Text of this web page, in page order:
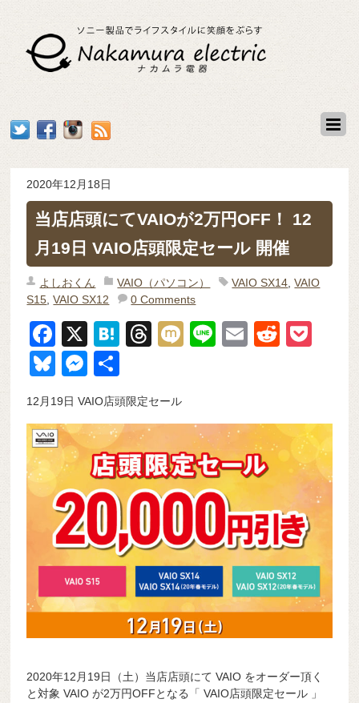
2020年12月18日
当店店頭にてVAIOが2万円OFF！ 12
月19日 VAIO店頭限定セール 開催
よしおくん VAIO（パソコン） VAIO SX14 ,VAIO
S15 ,VAIO SX12 0 Comments
F
a
c
e
b
o
o
k
X
H
n
a
T
a
s
M
Li
E
R
Bl
u
e
sk
y
M
ss
e
n
g
er
有
12月19日 VAIO店頭限定セール
2020年12月19日（土）当店店頭にて VAIO をオーダー頂く
と対象 VAIO が2万円OFFとなる「 VAIO店頭限定セール 」